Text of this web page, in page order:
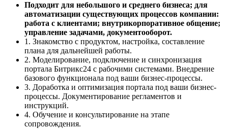
Подходит для небольшого и среднего бизнеса; для
автоматизации существующих процессов компании:
работа с клиентами; внутрикорпоративное общение;
управление задачами, документооборот.
1. Знакомство с продуктом, настройка, составление
плана для дальнейшей работы.
2. Моделирование, подключение и синхронизация
портала Битрикс24 с рабочими системами. Внедрение
базового функционала под ваши бизнес-процессы.
3. Доработка и оптимизация портала под ваши бизнес-
процессы. Документирование регламентов и
инструкций.
4. Обучение и консультирование на этапе
сопровождения.